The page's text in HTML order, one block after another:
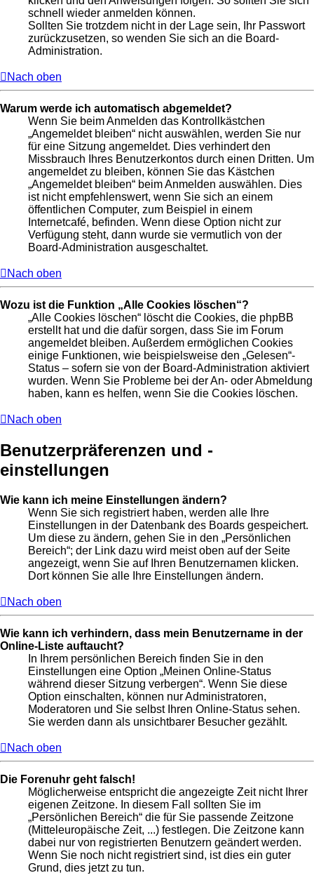
schnell wieder anmelden können.
Sollten Sie trotzdem nicht in der Lage sein, Ihr Passwort
zurückzusetzen, so wenden Sie sich an die Board-
Administration.
Nach oben
Warum werde ich automatisch abgemeldet?
Wenn Sie beim Anmelden das Kontrollkästchen
„Angemeldet bleiben“ nicht auswählen, werden Sie nur
für eine Sitzung angemeldet. Dies verhindert den
Missbrauch Ihres Benutzerkontos durch einen Dritten. Um
angemeldet zu bleiben, können Sie das Kästchen
„Angemeldet bleiben“ beim Anmelden auswählen. Dies
ist nicht empfehlenswert, wenn Sie sich an einem
öffentlichen Computer, zum Beispiel in einem
Internetcafé, befinden. Wenn diese Option nicht zur
Verfügung steht, dann wurde sie vermutlich von der
Board-Administration ausgeschaltet.
Nach oben
Wozu ist die Funktion „Alle Cookies löschen“?
„Alle Cookies löschen“ löscht die Cookies, die phpBB
erstellt hat und die dafür sorgen, dass Sie im Forum
angemeldet bleiben. Außerdem ermöglichen Cookies
einige Funktionen, wie beispielsweise den „Gelesen“-
Status – sofern sie von der Board-Administration aktiviert
wurden. Wenn Sie Probleme bei der An- oder Abmeldung
haben, kann es helfen, wenn Sie die Cookies löschen.
Nach oben
Benutzerpräferenzen und -
einstellungen
Wie kann ich meine Einstellungen ändern?
Wenn Sie sich registriert haben, werden alle Ihre
Einstellungen in der Datenbank des Boards gespeichert.
Um diese zu ändern, gehen Sie in den „Persönlichen
Bereich“; der Link dazu wird meist oben auf der Seite
angezeigt, wenn Sie auf Ihren Benutzernamen klicken.
Dort können Sie alle Ihre Einstellungen ändern.
Nach oben
Wie kann ich verhindern, dass mein Benutzername in der
Online-Liste auftaucht?
In Ihrem persönlichen Bereich finden Sie in den
Einstellungen eine Option „Meinen Online-Status
während dieser Sitzung verbergen“. Wenn Sie diese
Option einschalten, können nur Administratoren,
Moderatoren und Sie selbst Ihren Online-Status sehen.
Sie werden dann als unsichtbarer Besucher gezählt.
Nach oben
Die Forenuhr geht falsch!
Möglicherweise entspricht die angezeigte Zeit nicht Ihrer
eigenen Zeitzone. In diesem Fall sollten Sie im
„Persönlichen Bereich“ die für Sie passende Zeitzone
(Mitteleuropäische Zeit, ...) festlegen. Die Zeitzone kann
dabei nur von registrierten Benutzern geändert werden.
Wenn Sie noch nicht registriert sind, ist dies ein guter
Grund, dies jetzt zu tun.